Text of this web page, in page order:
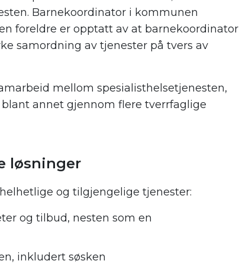
Barnekoordinator i kommunen
foreldre er opptatt av at barnekoordinator
samordning av tjenester på tvers av
mellom spesialisthelsetjenesten,
annet gjennom flere tverrfaglige
løsninger
og tilgjengelige tjenester:
og tilbud, nesten som en
inkludert søsken